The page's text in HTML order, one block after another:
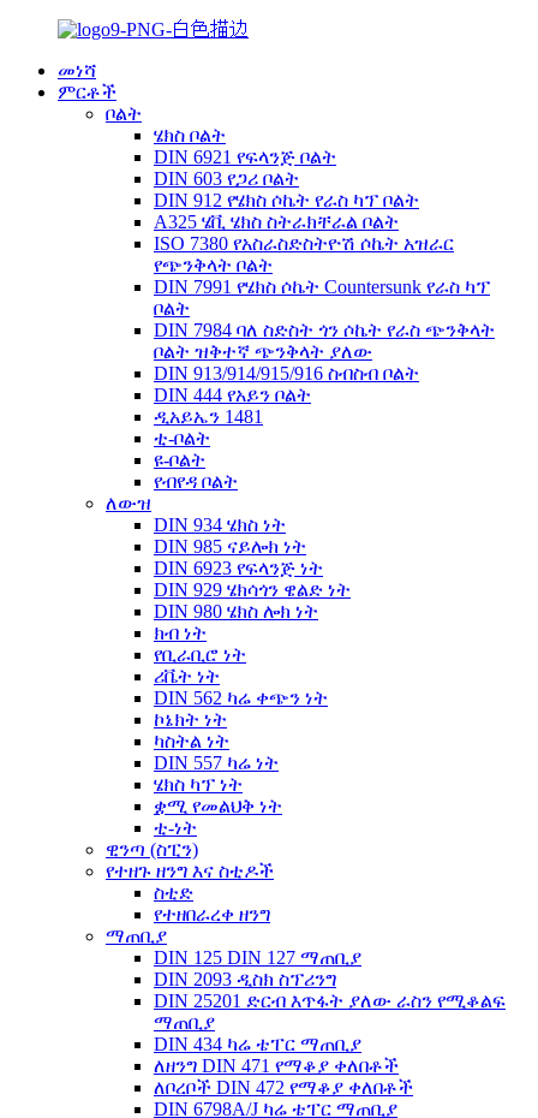
መነሻ
ምርቶች
ቦልት
ሄክስ ቦልት
DIN 6921 የፍላንጅ ቦልት
DIN 603 የጋሪ ቦልት
DIN 912 የሄክስ ሶኬት የራስ ካፕ ቦልት
A325 ሄቪ ሄክስ ስትራክቸራል ቦልት
ISO 7380 የአስራስድስትዮሽ ሶኬት አዝራር
የጭንቅላት ቦልት
DIN 7991 የሄክስ ሶኬት Countersunk የራስ ካፕ
ቦልት
DIN 7984 ባለ ስድስት ጎን ሶኬት የራስ ጭንቅላት
ቦልት ዝቅተኛ ጭንቅላት ያለው
DIN 913/914/915/916 ስብስብ ቦልት
DIN 444 የአይን ቦልት
ዲአይኤን 1481
ቲ-ቦልት
ዩ-ቦልት
የብየዳ ቦልት
ለውዝ
DIN 934 ሄክስ ነት
DIN 985 ናይሎክ ነት
DIN 6923 የፍላንጅ ነት
DIN 929 ሄክሳጎን ዌልድ ነት
DIN 980 ሄክስ ሎክ ነት
ክብ ነት
የቢራቢሮ ነት
ሪቬት ነት
DIN 562 ካሬ ቀጭን ነት
ኮኔክት ነት
ካስትል ነት
DIN 557 ካሬ ነት
ሄክስ ካፕ ነት
ቋሚ የመልህቅ ነት
ቲ-ነት
ዊንጣ (ስፒን)
የተዘጉ ዘንግ እና ስቲዶች
ስቲድ
የተዘበራረቀ ዘንግ
ማጠቢያ
DIN 125 DIN 127 ማጠቢያ
DIN 2093 ዲስክ ስፕሪንግ
DIN 25201 ድርብ እጥፋት ያለው ራስን የሚቆልፍ
ማጠቢያ
DIN 434 ካሬ ቴፐር ማጠቢያ
ለዘንግ DIN 471 የማቆያ ቀለበቶች
ለቦረቦች DIN 472 የማቆያ ቀለበቶች
DIN 6798A/J ካሬ ቴፐር ማጠቢያ